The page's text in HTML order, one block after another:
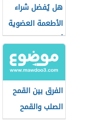
هل يُفضل شراء
الأطعمة العضوية
أثناء التسوق؟
الفرق بين القمح
الصلب والقمح
الطري